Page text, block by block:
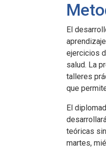
El
ejercicios
salud. La
talleres
que
El
teóricas
martes,